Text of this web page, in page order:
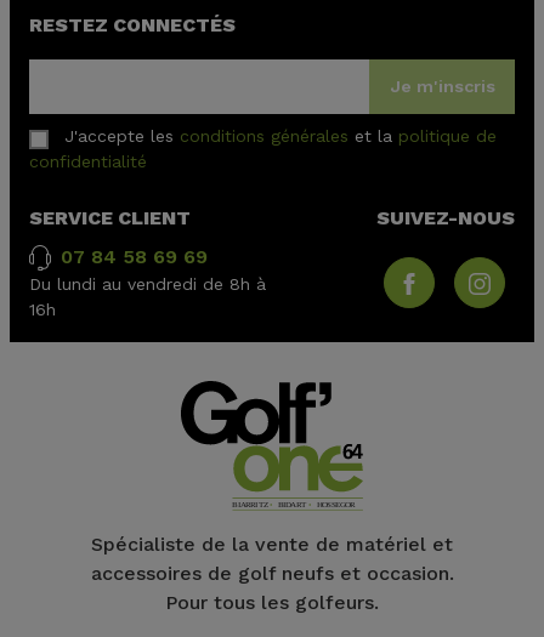
RESTEZ CONNECTÉS
Je m'inscris
J'accepte les conditions générales et la politique de
confidentialité
SERVICE CLIENT
07 84 58 69 69
Du lundi au vendredi de 8h à
16h
SUIVEZ-NOUS
Spécialiste de la vente de matériel et
accessoires de golf neufs et occasion.
Pour tous les golfeurs.